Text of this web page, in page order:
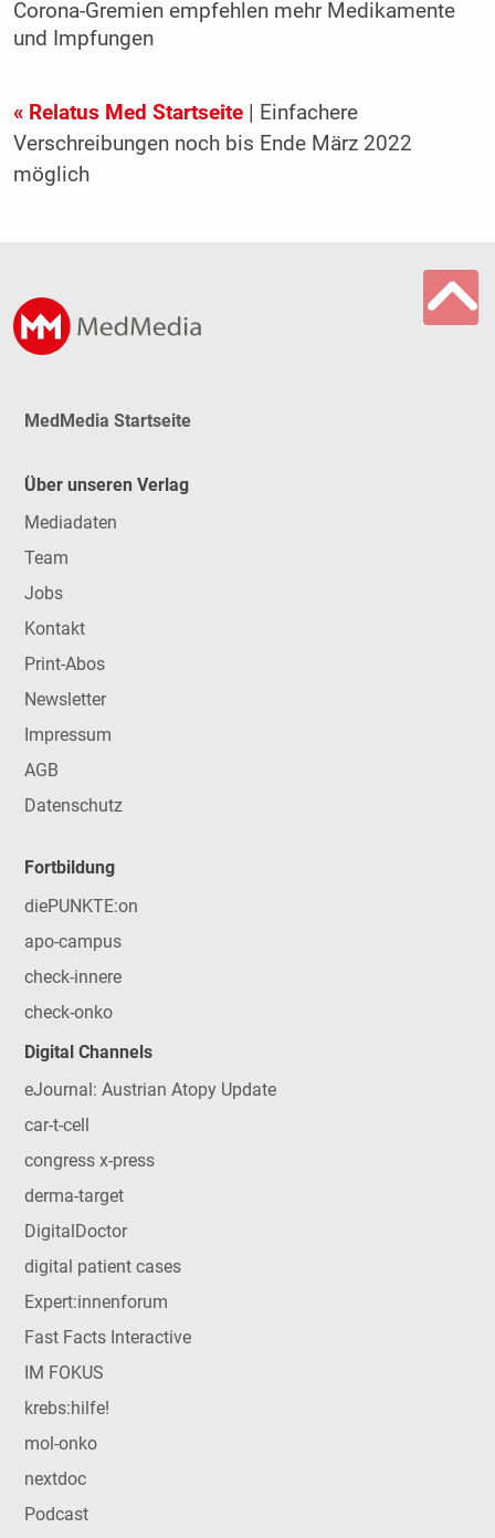
Corona-Gremien empfehlen mehr Medikamente
und Impfungen
« Relatus Med Startseite| Einfachere
Verschreibungen noch bis Ende März 2022
möglich
MedMedia Startseite
Über unseren Verlag
Mediadaten
Team
Jobs
Kontakt
Print-Abos
Newsletter
Impressum
AGB
Datenschutz
Fortbildung
diePUNKTE:on
apo-campus
check-innere
check-onko
Digital Channels
eJournal: Austrian Atopy Update
car-t-cell
congress x-press
derma-target
DigitalDoctor
digital patient cases
Expert:innenforum
Fast Facts Interactive
IM FOKUS
krebs:hilfe!
mol-onko
nextdoc
Podcast